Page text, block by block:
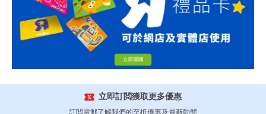
立即訂閲獲取更多優惠